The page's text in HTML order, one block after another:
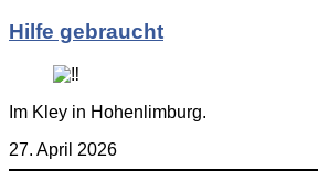
Hilfe gebraucht
Im Kley in Hohenlimburg.
27. April 2026